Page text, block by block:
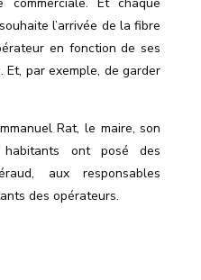
l’arrivée de la fibre
en fonction de ses
par exemple, de garder
Rat, le maire, son
ont posé des
aux responsables
des opérateurs.